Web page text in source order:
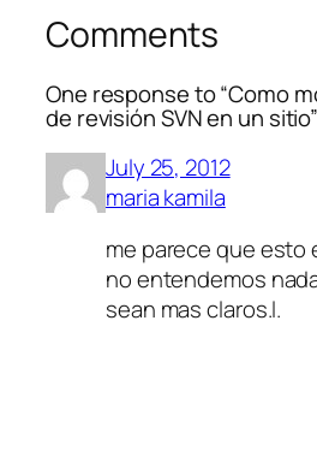
Comments
One response to “Como
de revisión SVN en un sitio”
July 25, 2012
maria kamila
me parece que esto
no entendemos
sean mas claros.l.